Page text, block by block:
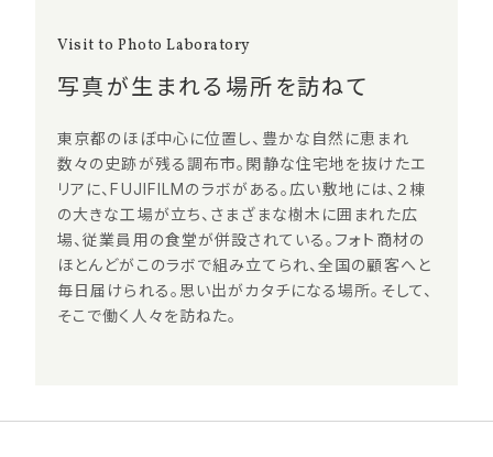
Visit to Photo Laboratory
写真が生まれる場所を訪ねて
東京都のほぼ中心に位置し、豊かな自然に恵まれ
数々の史跡が残る調布市。閑静な住宅地を抜けたエ
リアに、FUJIFILMのラボがある。広い敷地には、２棟
の大きな工場が立ち、さまざまな樹木に囲まれた広
場、従業員用の食堂が併設されている。フォト商材の
ほとんどがこのラボで組み立てられ、全国の顧客へと
毎日届けられる。思い出がカタチになる場所。そして、
そこで働く人々を訪ねた。